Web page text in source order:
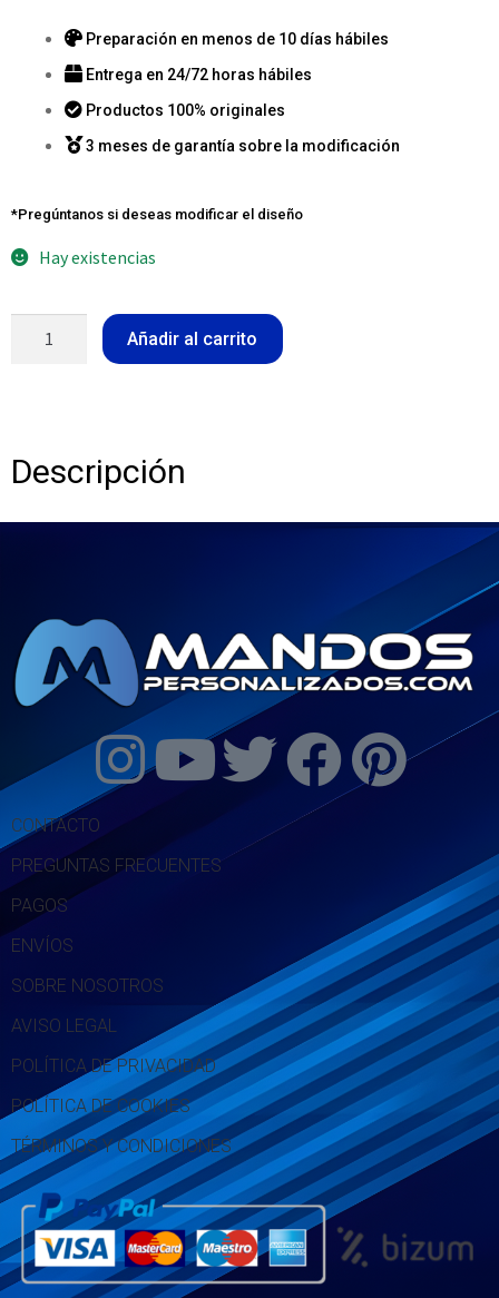
Preparación en menos de 10 días hábiles
Entrega en 24/72 horas hábiles
Productos 100% originales
3 meses de garantía sobre la modificación
*Pregúntanos si deseas modificar el diseño
Hay existencias
Añadir al carrito
Descripción
CONTACTO
PREGUNTAS FRECUENTES
PAGOS
ENVÍOS
SOBRE NOSOTROS
AVISO LEGAL
POLÍTICA DE PRIVACIDAD
POLÍTICA DE COOKIES
TÉRMINOS Y CONDICIONES